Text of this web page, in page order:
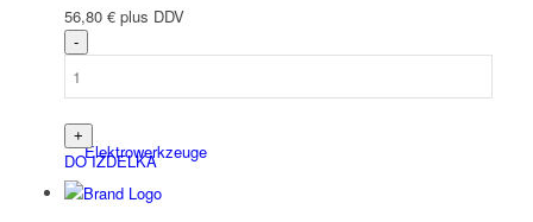
Elektro­werk­zeuge
56,80 € plus DDV
DO IZDELKA